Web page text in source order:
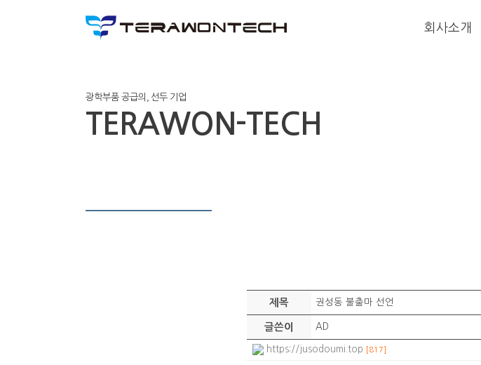
회사소개
광학부품 공급의, 선두 기업
TERAWON-TECH
제목 권성동 불출마 선언
글쓴이 AD
https://jusodoumi.top [817]